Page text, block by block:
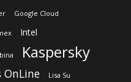
Google Cloud
Intel
Kaspersky
OnLine Lisa Su